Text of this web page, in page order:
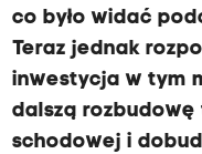
co było widać
Teraz jednak
inwestycja w tym
dalszą
schodowej i